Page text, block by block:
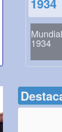
1934